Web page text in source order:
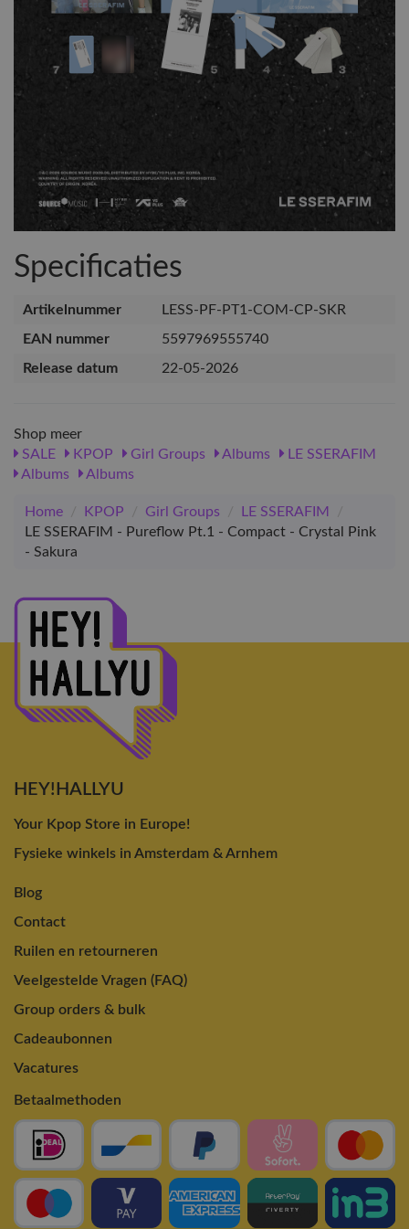
Specificaties
Artikelnummer
LESS-PF-PT1-COM-CP-SKR
EAN nummer
5597969555740
Release datum
22-05-2026
Shop meer
SALE
KPOP Girl Groups Albums
LE SSERAFIM
Albums
Albums
Home / KPOP / Girl Groups / LE SSERAFIM
/
LE SSERAFIM - Pureflow Pt.1 - Compact - Crystal Pink
- Sakura
HEY!HALLYU
Your Kpop Store in Europe!
Fysieke winkels in Amsterdam & Arnhem
Blog
Contact
Ruilen en retourneren
Veelgestelde Vragen (FAQ)
Group orders & bulk
Cadeaubonnen
Vacatures
Betaalmethoden